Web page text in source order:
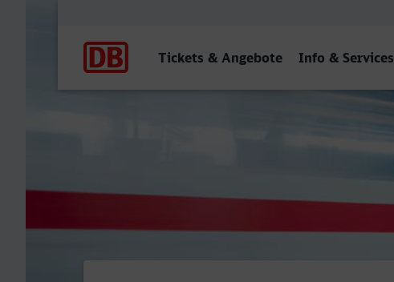
Tickets & Angebote Info & Services
Frankenthal Hbf - Hagen Hbf